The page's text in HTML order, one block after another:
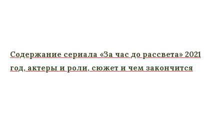
Содержание сериала «За час до рассвета» 2021
год, актеры и роли, сюжет и чем закончится